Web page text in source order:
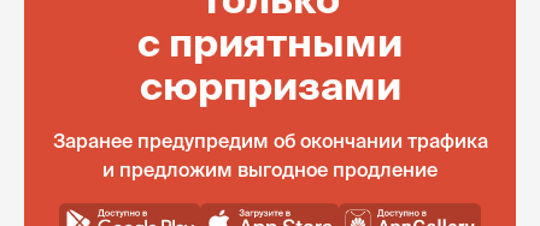
с приятными
сюрпризами
Заранее предупредим об окончании трафика
и предложим выгодное продление